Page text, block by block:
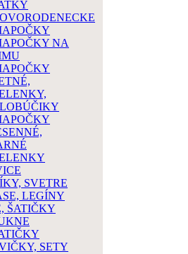
NA
SVETRE
LEGÍNY
ŠATIČKY
SETY